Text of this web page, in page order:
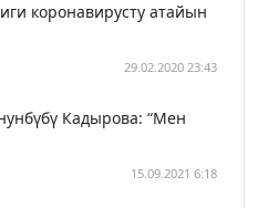
коронавирусту атайын
29.02.2020 23:43
Кадырова: “Мен
15.09.2021 6:18